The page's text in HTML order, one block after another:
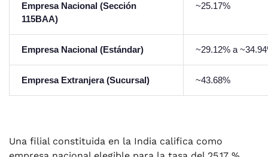
Empresa Nacional (Sección
115BAA)
~25.17%
Empresa Nacional (Estándar) ~29.12% a
Empresa Extranjera (Sucursal) ~43.68%
Una filial constituida en la India califica como